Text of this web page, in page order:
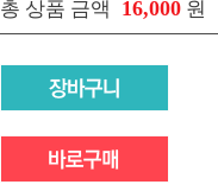
총 상품 금액 16,000 원